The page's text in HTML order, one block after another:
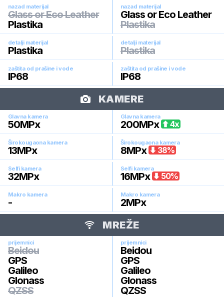
nazad materijal
Glass or Eco Leather
Plastika
nazad materijal
Glass or Eco Leather
Plastika
detalji materijal
Plastika
detalji materijal
Plastika
zaštita od prašine i vode
IP68
zaštita od prašine i vode
IP68
KAMERE
Glavna kamera
50MPx
Glavna kamera
200MPx 4x
Širokougaona kamera
13MPx
Širokougaona kamera
8MPx 38%
Selfi kamera
32MPx
Selfi kamera
16MPx 50%
Makro kamera
-
Makro kamera
2MPx
MREŽE
prijemnici
Beidou
GPS
Galileo
Glonass
QZSS
prijemnici
Beidou
GPS
Galileo
Glonass
QZSS